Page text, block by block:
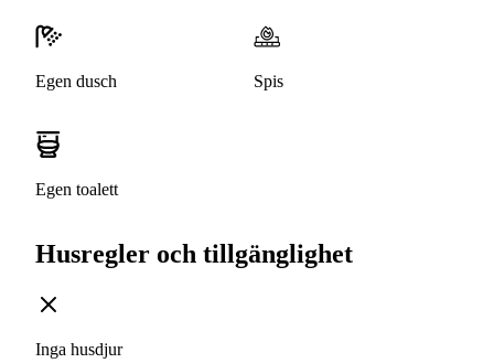
Egen dusch Spis
Egen toalett
Husregler och tillgänglighet
Inga husdjur